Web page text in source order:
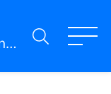
Enerji Yönetimi Koordinatörlüğü